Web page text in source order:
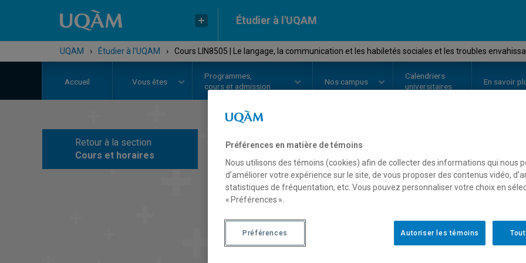
Étudier à l'UQAM
UQAM › Étudier à l'UQAM › Cours LIN8505 | Le langage, la communication et les habiletés sociales et les troubles
Accueil Vous êtes
Programmes,
cours et admission
Nos campus
Calendriers
universitaires
En savoir
Retour à la section
Cours et horaires
COURS// LIN8505 - Le langage,
habiletés sociales et les
Préférences en matière de témoins
Nous utilisons des témoins (cookies) afin de collecter des informations qui nous
d’améliorer votre expérience sur le site, de vous proposer des contenus vidéo,
statistiques de fréquentation, etc. Vous pouvez personnaliser votre choix en
« Préférences ».
Autoriser les témoins
Préférences